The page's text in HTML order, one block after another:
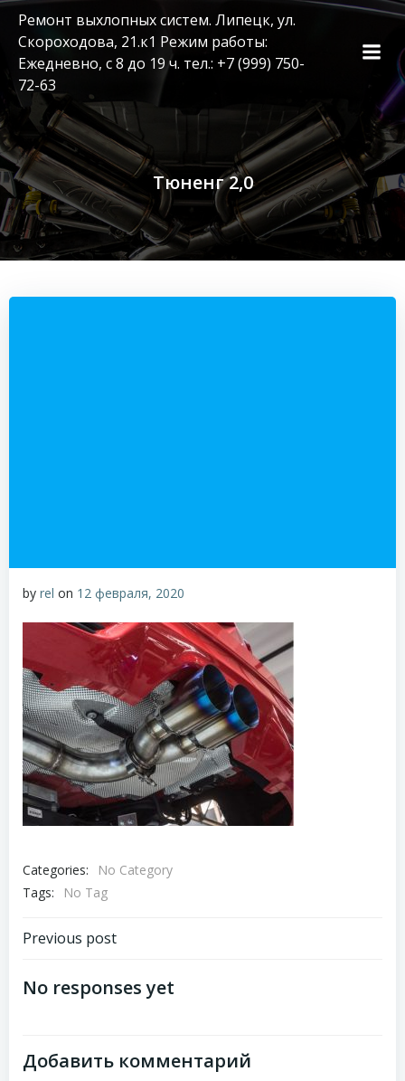
Перейти
к
содержимому
Ремонт выхлопных систем. Липецк, ул.
Скороходова, 21.к1 Режим работы:
Ежедневно, с 8 до 19 ч. тел.: +7 (999) 750-
72-63
Тюненг 2,0
by rel on 12 февраля, 2020
Categories:
No Category
Tags:
No Tag
Навигация
по
Previous post
No responses yet
Добавить комментарий